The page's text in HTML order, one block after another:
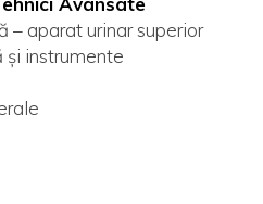
– aparat urinar superior
și instrumente